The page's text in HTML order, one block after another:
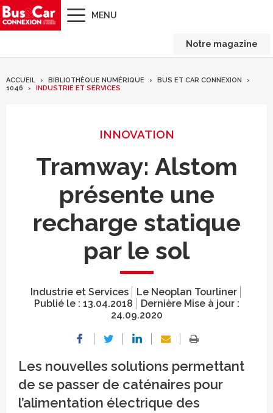
MENU
Notre magazine
ACCUEIL BIBLIOTHÈQUE NUMÉRIQUE
BUS ET CAR CONNEXION
1046
INDUSTRIE ET SERVICES
INNOVATION
Tramway: Alstom
présente une
recharge statique
par le sol
Industrie et Services
Le Neoplan Tourliner
Publié le : 13.04.2018
Dernière Mise à jour :
24.09.2020
Les nouvelles solutions permettant
de se passer de caténaires pour
l’alimentation électrique des